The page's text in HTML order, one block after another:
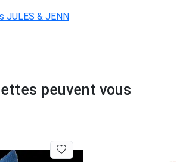
JULES & JENN
peuvent vous